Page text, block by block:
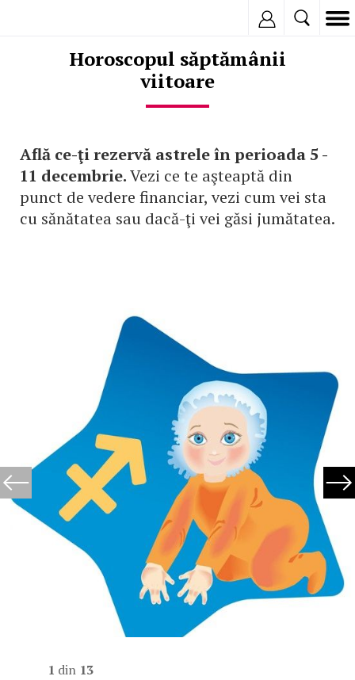
Horoscopul săptămânii
viitoare
Află ce-ţi rezervă astrele în perioada 5 -
11 decembrie.Vezi ce te aşteaptă din
punct de vedere financiar, vezi cum vei sta
cu sănătatea sau dacă-ţi vei găsi jumătatea.
1 din 13